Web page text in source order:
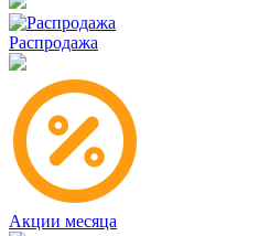
Распродажа
Акции месяца